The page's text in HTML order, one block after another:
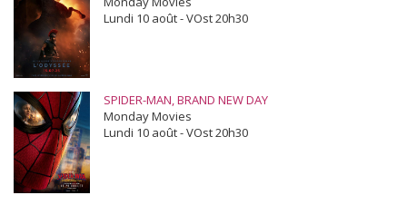
Lundi 10 août - VOst 20h30
SPIDER-MAN, BRAND NEW DAY
Monday Movies
Lundi 10 août - VOst 20h30